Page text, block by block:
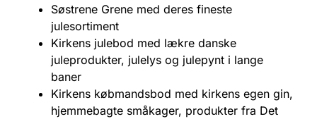
Søstrene Grene med deres fineste
julesortiment
Kirkens julebod med lækre danske
juleprodukter, julelys og julepynt i lange
baner
Kirkens købmandsbod med kirkens egen gin,
hjemmebagte småkager, produkter fra Det